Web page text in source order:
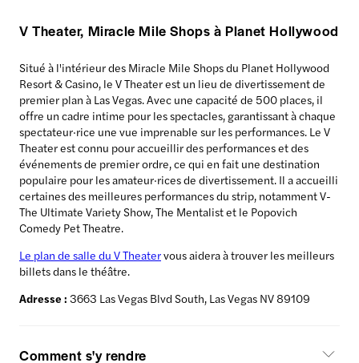
V Theater, Miracle Mile Shops à Planet Hollywood
Situé à l'intérieur des Miracle Mile Shops du Planet Hollywood
Resort & Casino, le V Theater est un lieu de divertissement de
premier plan à Las Vegas. Avec une capacité de 500 places, il
offre un cadre intime pour les spectacles, garantissant à chaque
spectateur·rice une vue imprenable sur les performances. Le V
Theater est connu pour accueillir des performances et des
événements de premier ordre, ce qui en fait une destination
populaire pour les amateur·rices de divertissement. Il a accueilli
certaines des meilleures performances du strip, notamment V-
The Ultimate Variety Show, The Mentalist et le Popovich
Comedy Pet Theatre.
Le plan de salle du V Theatervous aidera à trouver les meilleurs
billets dans le théâtre.
Adresse : 3663 Las Vegas Blvd South, Las Vegas NV 89109
Comment s'y rendre